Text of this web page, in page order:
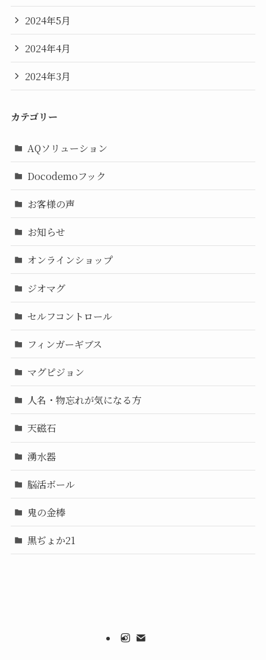
2024年5月
2024年4月
2024年3月
カテゴリー
AQソリューション
Docodemoフック
お客様の声
お知らせ
オンラインショップ
ジオマグ
セルフコントロール
フィンガーギブス
マグピジョン
人名・物忘れが気になる方
天磁石
湧水器
脳活ボール
鬼の金棒
黒ぢょか21